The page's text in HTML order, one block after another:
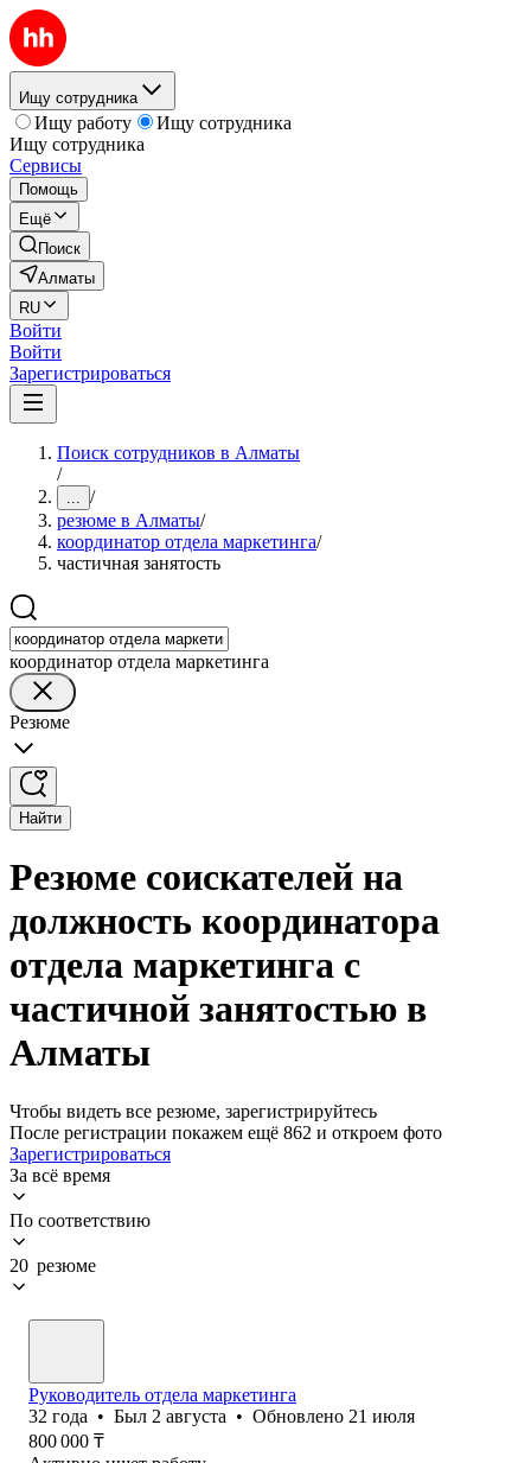
Ищу сотрудника
Ищу работу
Ищу сотрудника
Ищу сотрудника
Сервисы
Помощь
Ещё
Поиск
Алматы
RU
Войти
Войти
Зарегистрироваться
Поиск сотрудников в Алматы
/
... /
резюме в Алматы/
координатор отдела маркетинга/
частичная занятость
координатор отдела маркетинга
Резюме
Найти
Резюме соискателей на
должность координатора
отдела маркетинга с
частичной занятостью в
Алматы
Чтобы видеть все резюме, зарегистрируйтесь
После регистрации покажем ещё 862 и откроем фото
Зарегистрироваться
За всё время
По соответствию
20 резюме
Руководитель отдела маркетинга
32 года • Был 2 августа • Обновлено 21 июля
800 000 ₸